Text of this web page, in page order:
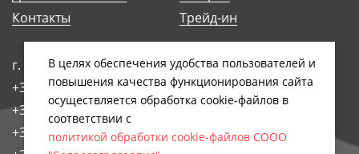
Контакты
Трейд-ин
г. Минск, ул. Антоновская, 14Б
+375 (17) 248-91-29
+375 (17) 242-97-93
+375 (17) 258-89-66
В целях обеспечения удобства пользователей и
повышения качества функционирования сайта
осуществляется обработка сookiе-файлов в
соответствии с
политикой обработки cookie-файлов СООО